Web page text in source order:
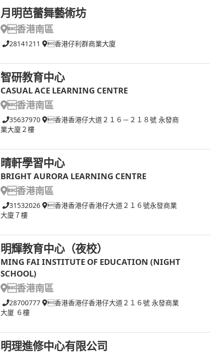
月明芭蕾舞藝術坊
香港南區
28141211 香港仔利群商業大廈
智研教育中心
CASUAL ACE LEARNING CENTRE
香港南區
35637970
香港香港仔大道２１６－２１８號 永發商
業大廈２樓
晴軒學習中心
BRIGHT AURORA LEARNING CENTRE
香港南區
31532026
香港香港仔香港仔大道２１６號永發商業
大廈７樓
明輝教育中心（夜校）
MING FAI INSTITUTE OF EDUCATION (NIGHT
SCHOOL)
香港南區
28700777
香港香港仔香港仔大道２１６號 永發商業
大厦 ６樓
明理進修中心有限公司